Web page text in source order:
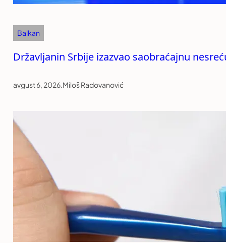
Balkan
Državljanin Srbije izazvao saobraćajnu
avgust 6, 2026.Miloš Radovanović